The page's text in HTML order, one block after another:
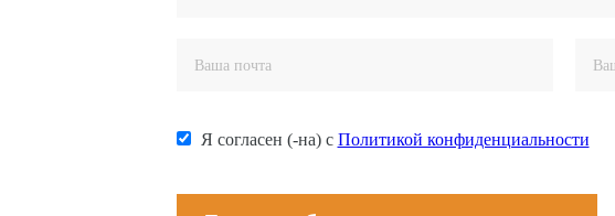
Я согласен (-на) с Политикой конфиденциальности